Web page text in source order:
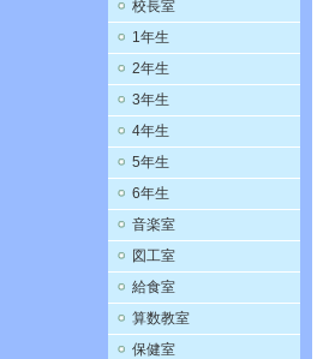
校長室
1年生
2年生
3年生
4年生
5年生
6年生
音楽室
図工室
給食室
算数教室
保健室